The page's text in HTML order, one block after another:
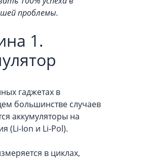
проблемы.
1.
гаджетах в
большинстве случаев
аккумуляторы на
(Li-Ion и Li-Pol).
в циклах,